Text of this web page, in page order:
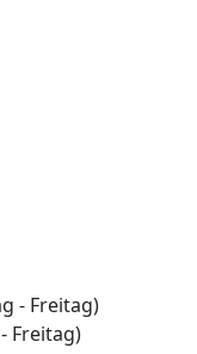
- Freitag)
Freitag)